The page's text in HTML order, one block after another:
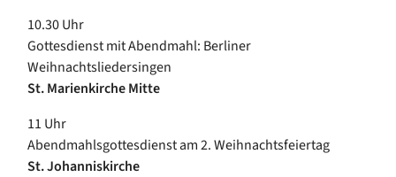
10.30 Uhr
Gottesdienst mit Abendmahl: Berliner
Weihnachtsliedersingen
St. Marienkirche Mitte
11 Uhr
Abendmahlsgottesdienst am 2. Weihnachtsfeiertag
St. Johanniskirche